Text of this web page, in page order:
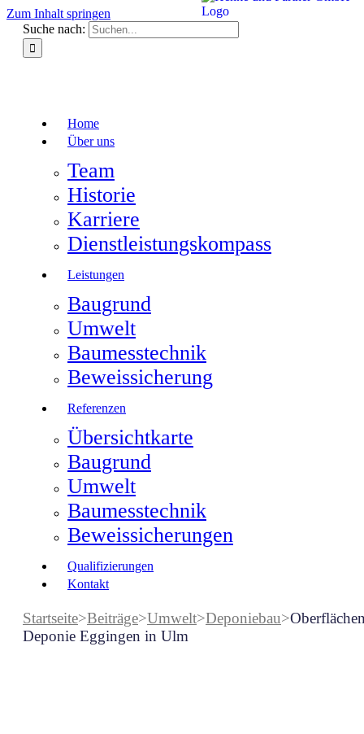
Zum Inhalt springen
Suche nach:
Home
Über uns
Team
Historie
Karriere
Dienstleistungskompass
Leistungen
Baugrund
Umwelt
Baumesstechnik
Beweissicherung
Referenzen
Übersichtkarte
Baugrund
Umwelt
Baumesstechnik
Beweissicherungen
Qualifizierungen
Kontakt
Startseite>Beiträge>Umwelt>Deponiebau>
Deponie Eggingen in Ulm